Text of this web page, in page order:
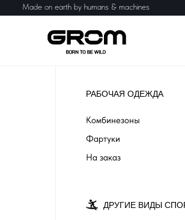
Made on earth by humans & machines
РАБОЧАЯ ОДЕЖДА
Комбинезоны
Фартуки
На заказ
ДРУГИЕ ВИДЫ